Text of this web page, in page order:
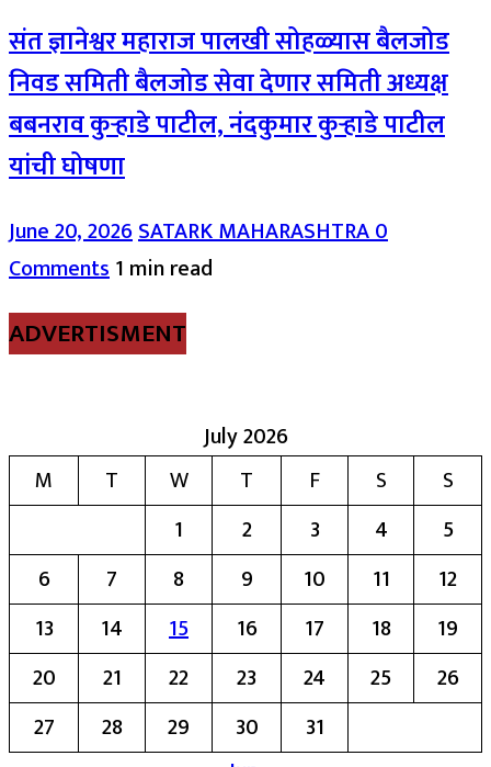
संत ज्ञानेश्वर महाराज पालखी सोहळ्यास बैलजोड
निवड समिती बैलजोड सेवा देणार समिती अध्यक्ष
बबनराव कुऱ्हाडे पाटील, नंदकुमार कुऱ्हाडे पाटील
यांची घोषणा
June 20, 2026SATARK MAHARASHTRA0
Comments1 min read
ADVERTISMENT
July 2026
M
T W T F S
S
1
2 3 4
5
6
7 8 9 10 11
12
13
14 15 16 17 18
19
20
21 22 23 24 25
26
27
28 29 30
31